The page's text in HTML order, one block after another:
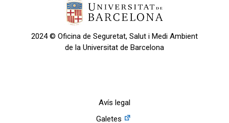
2024 © Oficina de Seguretat, Salut i Medi Ambient
de la Universitat de Barcelona
Avís legal
Galetes